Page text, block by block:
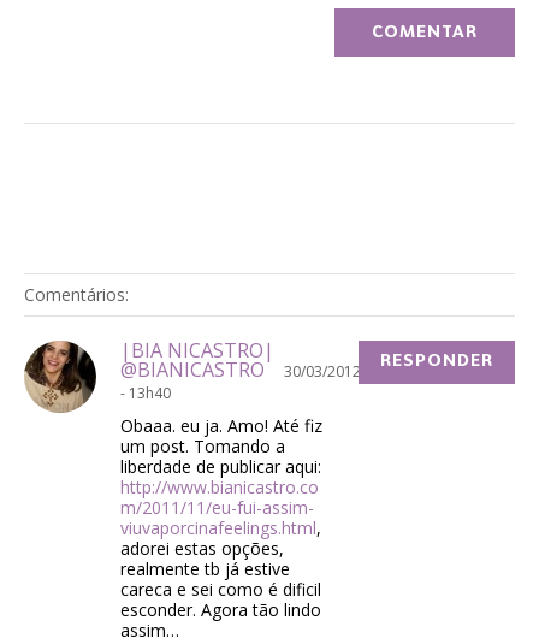
Comentários:
|BIA NICASTRO|
@BIANICASTRO
30/03/2012
- 13h40
Obaaa. eu ja. Amo! Até fiz
um post. Tomando a
liberdade de publicar aqui:
http://www.bianicastro.co
m/2011/11/eu-fui-assim-
viuvaporcinafeelings.html,
adorei estas opções,
realmente tb já estive
careca e sei como é dificil
esconder. Agora tão lindo
assim…
RESPONDER